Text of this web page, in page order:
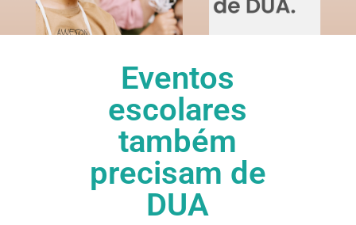
Eventos
escolares
também
precisam de
DUA